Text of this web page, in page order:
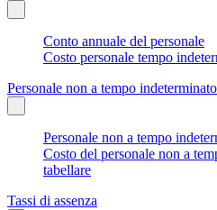
Conto annuale del personale
Costo personale tempo
Personale non a tempo indeterminato
Personale non a tempo
Costo del personale non a
tabellare
Tassi di assenza